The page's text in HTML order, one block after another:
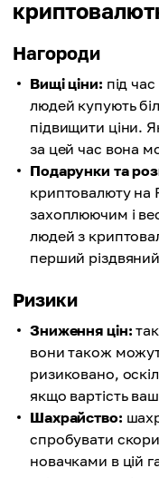
Нагороди
Вищі ціни: під
людей купують
підвищити ціни.
за цей час вона
Подарунки та
криптовалюту на
захоплюючим і
людей з
перший
Ризики
Зниження цін:
вони також
ризиковано,
якщо вартість
Шахрайство:
спробувати
новачками в цій